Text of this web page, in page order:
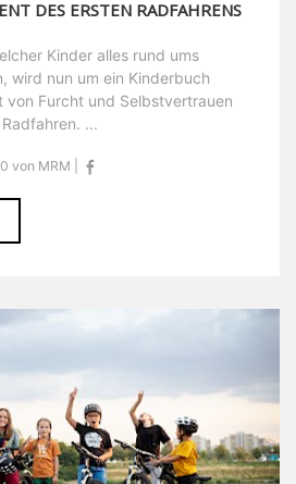
DES ERSTEN RADFAHRENS
Kinder alles rund ums
wird nun um ein Kinderbuch
von Furcht und Selbstvertrauen
...
von MRM |